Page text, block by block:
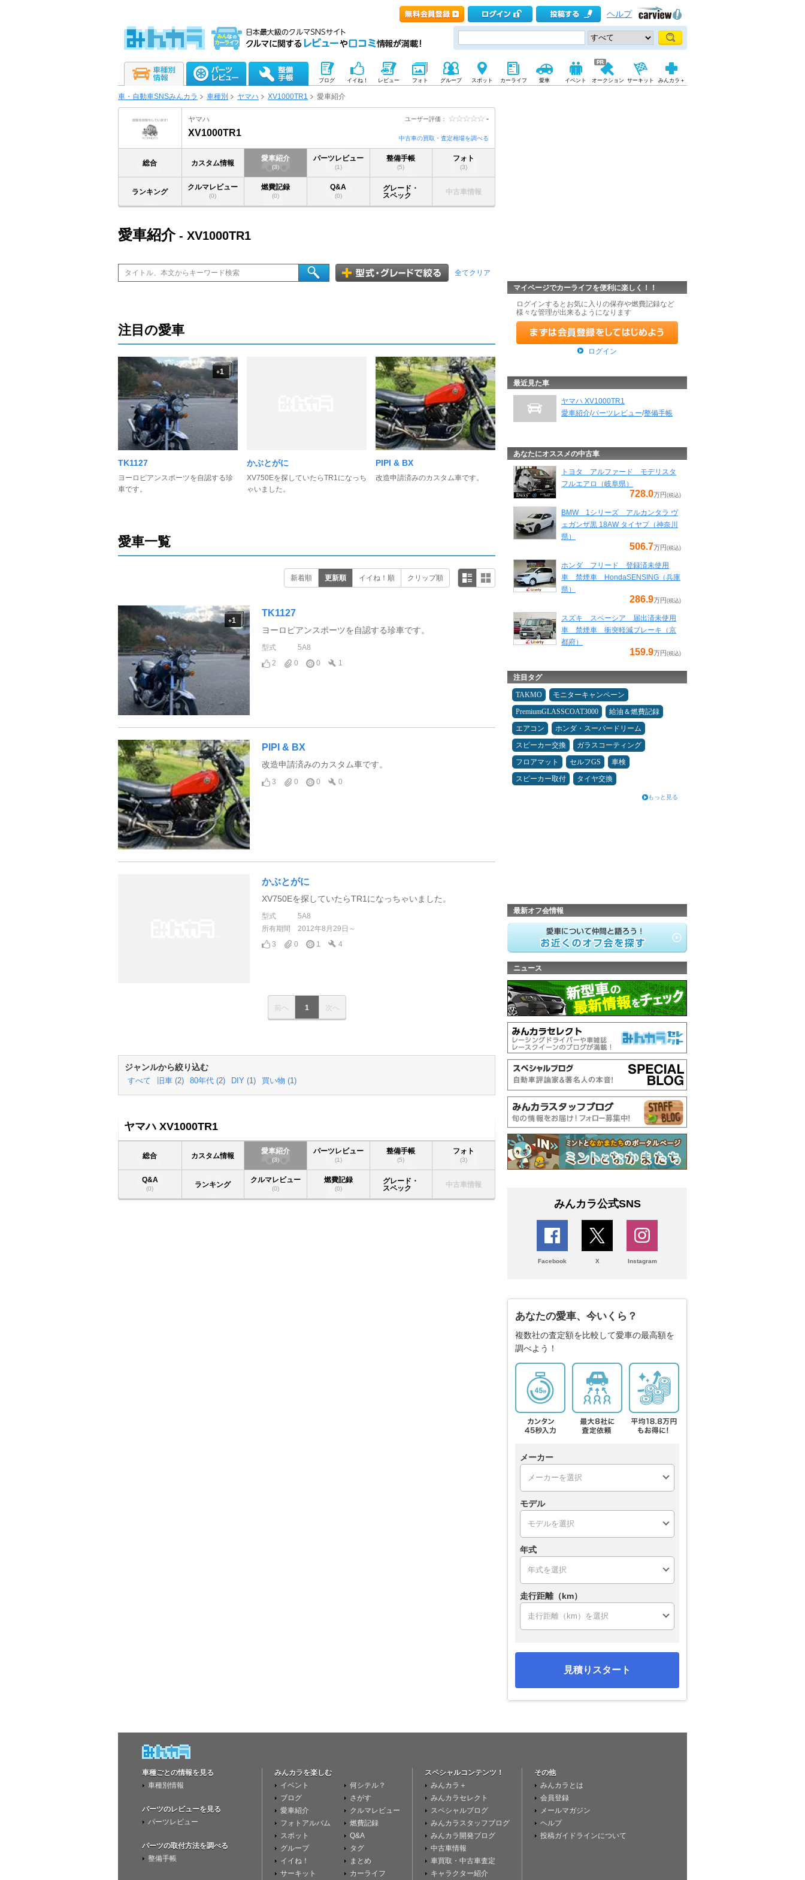
ヘルプ
ブログ イイね！ レビュー フォト グループ スポット カーライフ 愛車 イベント オークション サーキット みんカラ＋
車・自動車SNSみんカラ 車種別 ヤマハ XV1000TR1 愛車紹介
ユーザー評価： -
ヤマハ
XV1000TR1
中古車の買取・査定相場を調べる
総合 カスタム情報
愛車紹介
(3)
パーツレビュー
(1)
整備手帳
(5)
フォト
(3)
ランキング
クルマレビュー
(0)
燃費記録
(0)
Q&A
(0)
グレード・
スペック
中古車情報
愛車紹介- XV1000TR1
全てクリア
注目の愛車
+1
TK1127
ヨーロピアンスポーツを自認する珍
車です。
かぶとがに
XV750Eを探していたらTR1になっち
ゃいました。
PIPI & BX
改造申請済みのカスタム車です。
愛車一覧
新着順 更新順 イイね！順 クリップ順
+1
TK1127
ヨーロピアンスポーツを自認する珍車です。
型式
5A8
2
0 0 1
PIPI & BX
改造申請済みのカスタム車です。
3 0 0 0
かぶとがに
XV750Eを探していたらTR1になっちゃいました。
型式
5A8
所有期間
2012年8月29日～
3
0 1 4
前へ 1 次へ
ジャンルから絞り込む
すべて 旧車 (2) 80年代 (2) DIY (1) 買い物 (1)
ヤマハ XV1000TR1
総合 カスタム情報
愛車紹介
(3)
パーツレビュー
(1)
整備手帳
(5)
フォト
(3)
Q&A
(0) ランキング
クルマレビュー
(0)
燃費記録
(0)
グレード・
スペック
中古車情報
マイページでカーライフを便利に楽しく！！
ログインするとお気に入りの保存や燃費記録など
様々な管理が出来るようになります
ログイン
最近見た車
ヤマハ XV1000TR1
愛車紹介/パーツレビュー/整備手帳
あなたにオススメの中古車
トヨタ アルファード モデリスタ
フルエアロ（岐阜県）
728.0万円 (税込)
BMW 1シリーズ アルカンタラ ヴ
ェガンザ黒 18AW タイヤプ（神奈川
県）
506.7万円 (税込)
ホンダ フリード 登録済未使用
車 禁煙車 HondaSENSING（兵庫
県）
286.9万円 (税込)
スズキ スペーシア 届出済未使用
車 禁煙車 衝突軽減ブレーキ（京
都府）
159.9万円 (税込)
注目タグ
TAKMO
モニターキャンペーン
PremiumGLASSCOAT3000
給油＆燃費記録
エアコン
ホンダ・スーパードリーム
スピーカー交換
ガラスコーティング
フロアマット
セルフGS
車検
スピーカー取付
タイヤ交換
もっと見る
最新オフ会情報
ニュース
みんカラ公式SNS
Facebook X Instagram
あなたの愛車、今いくら？
複数社の査定額を比較して愛車の最高額を
調べよう！
メーカー
モデル
年式
走行距離（km）
見積りスタート
車種ごとの情報を見る
車種別情報
パーツのレビューを見る
パーツレビュー
パーツの取付方法を調べる
整備手帳
みんカラを楽しむ
イベント
ブログ
愛車紹介
フォトアルバム
スポット
グループ
イイね！
サーキット
何シテル？
さがす
クルマレビュー
燃費記録
Q&A
タグ
まとめ
カーライフ
スペシャルコンテンツ！
みんカラ＋
みんカラセレクト
スペシャルブログ
みんカラスタッフブログ
みんカラ開発ブログ
中古車情報
車買取・中古車査定
キャラクター紹介
その他
みんカラとは
会員登録
メールマガジン
ヘルプ
投稿ガイドラインについて